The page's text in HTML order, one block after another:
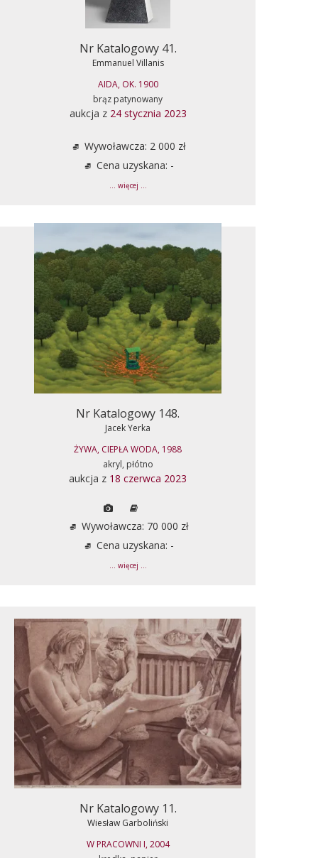
Nr Katalogowy 41.
Emmanuel Villanis
AIDA, OK. 1900
brąz patynowany
aukcja z 24 stycznia 2023
Wywoławcza: 2 000 zł
Cena uzyskana: -
... więcej ...
Nr Katalogowy 148.
Jacek Yerka
ŻYWA, CIEPŁA WODA, 1988
akryl, płótno
aukcja z 18 czerwca 2023
Wywoławcza: 70 000 zł
Cena uzyskana: -
... więcej ...
Nr Katalogowy 11.
Wiesław Garboliński
W PRACOWNI I, 2004